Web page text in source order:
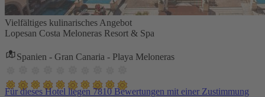
Vielfältiges kulinarisches Angebot
Lopesan Costa Meloneras Resort & Spa
Spanien - Gran Canaria - Playa Meloneras
Für dieses Hotel liegen 7810 Bewertungen mit einer Zustimmung